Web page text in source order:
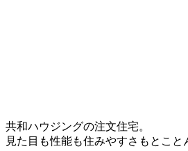
共和ハウジングの注文住宅。
見た目も性能も住みやすさもとこと